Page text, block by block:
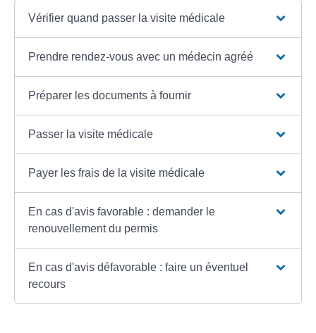
Vérifier quand passer la visite médicale
Prendre rendez-vous avec un médecin agréé
Préparer les documents à fournir
Passer la visite médicale
Payer les frais de la visite médicale
En cas d'avis favorable : demander le
renouvellement du permis
En cas d'avis défavorable : faire un éventuel
recours